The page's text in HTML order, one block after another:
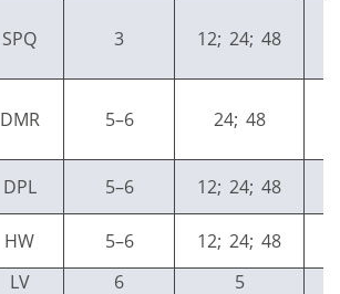
SPQ 3 12; 24; 48
DMR 5–6 24; 48
DPL 5–6 12; 24; 48
HW 5–6
12; 24; 48
LV
6 5